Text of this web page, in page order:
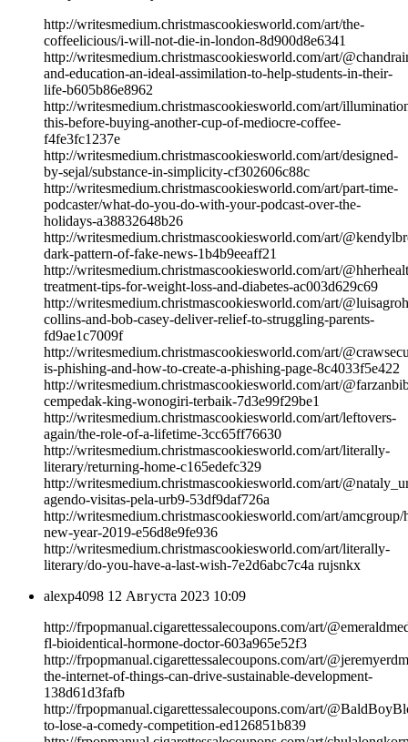
http://writesmedium.christmascookiesworld.com/art/the-
coffeelicious/i-will-not-die-in-london-8d900d8e6341
http://writesmedium.christmascookiesworld.com/art/
and-education-an-ideal-assimilation-to-help-students-in-their-
life-b605b86e8962
http://writesmedium.christmascookiesworld.com/art/
this-before-buying-another-cup-of-mediocre-coffee-
f4fe3fc1237e
http://writesmedium.christmascookiesworld.com/art/designed-
by-sejal/substance-in-simplicity-cf302606c88c
http://writesmedium.christmascookiesworld.com/art/part-time-
podcaster/what-do-you-do-with-your-podcast-over-the-
holidays-a38832648b26
http://writesmedium.christmascookiesworld.com/art/
dark-pattern-of-fake-news-1b4b9eeaff21
http://writesmedium.christmascookiesworld.com/art/
treatment-tips-for-weight-loss-and-diabetes-ac003d629c69
http://writesmedium.christmascookiesworld.com/art/
collins-and-bob-casey-deliver-relief-to-struggling-parents-
fd9ae1c7009f
http://writesmedium.christmascookiesworld.com/art/
is-phishing-and-how-to-create-a-phishing-page-8c4033f5e422
http://writesmedium.christmascookiesworld.com/art/
cempedak-king-wonogiri-terbaik-7d3e99f29be1
http://writesmedium.christmascookiesworld.com/art/leftovers-
again/the-role-of-a-lifetime-3cc65ff76630
http://writesmedium.christmascookiesworld.com/art/literally-
literary/returning-home-c165edefc329
http://writesmedium.christmascookiesworld.com/art/
agendo-visitas-pela-urb9-53df9daf726a
http://writesmedium.christmascookiesworld.com/art/amcgroup/
new-year-2019-e56d8e9fe936
http://writesmedium.christmascookiesworld.com/art/literally-
literary/do-you-have-a-last-wish-7e2d6abc7c4a rujsnkx
alexp4098 12 Августа 2023 10:09
http://frpopmanual.cigarettessalecoupons.com/art/
fl-bioidentical-hormone-doctor-603a965e52f3
http://frpopmanual.cigarettessalecoupons.com/art/
the-internet-of-things-can-drive-sustainable-development-
138d61d3fafb
http://frpopmanual.cigarettessalecoupons.com/art/
to-lose-a-comedy-competition-ed126851b839